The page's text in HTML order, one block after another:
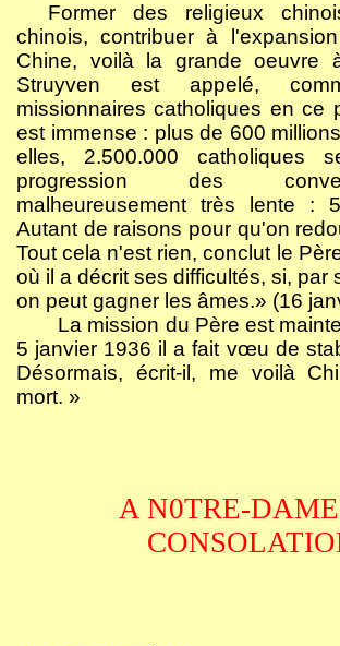
Former des religieux
chinois, contribuer à
Chine, voilà la grande oeuvre
Struyven est appelé,
missionnaires catholiques en ce
est immense : plus de 600
elles, 2.500.000 catholiques
progression des
malheureusement très lente :
Autant de raisons pour qu'on
Tout cela n'est rien, conclut le
où il a décrit ses difficultés, si, par
on peut gagner les âmes.» (16
La mission du Père est
5 janvier 1936 il a fait vœu de
Désormais, écrit-il, me voilà
mort. »
A N0TRE-